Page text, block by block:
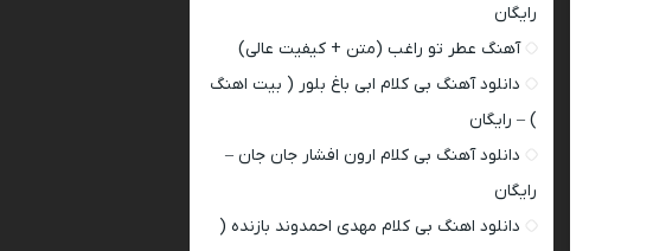
رایگان
آهنگ عطر تو راغب (متن + کیفیت عالی)
دانلود آهنگ بی کلام ابی باغ بلور ( بیت اهنگ
) – رایگان
دانلود آهنگ بی کلام ارون افشار جان جان –
رایگان
دانلود اهنگ بی کلام مهدی احمدوند بازنده (